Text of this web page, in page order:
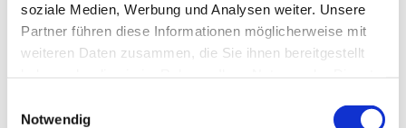
soziale Medien, Werbung und Analysen weiter. Unsere
Partner führen diese Informationen möglicherweise mit
weiteren Daten zusammen, die Sie ihnen bereitgestellt
Notwendig